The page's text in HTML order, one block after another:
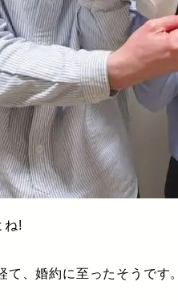
ね!
、婚約に至ったそうです。